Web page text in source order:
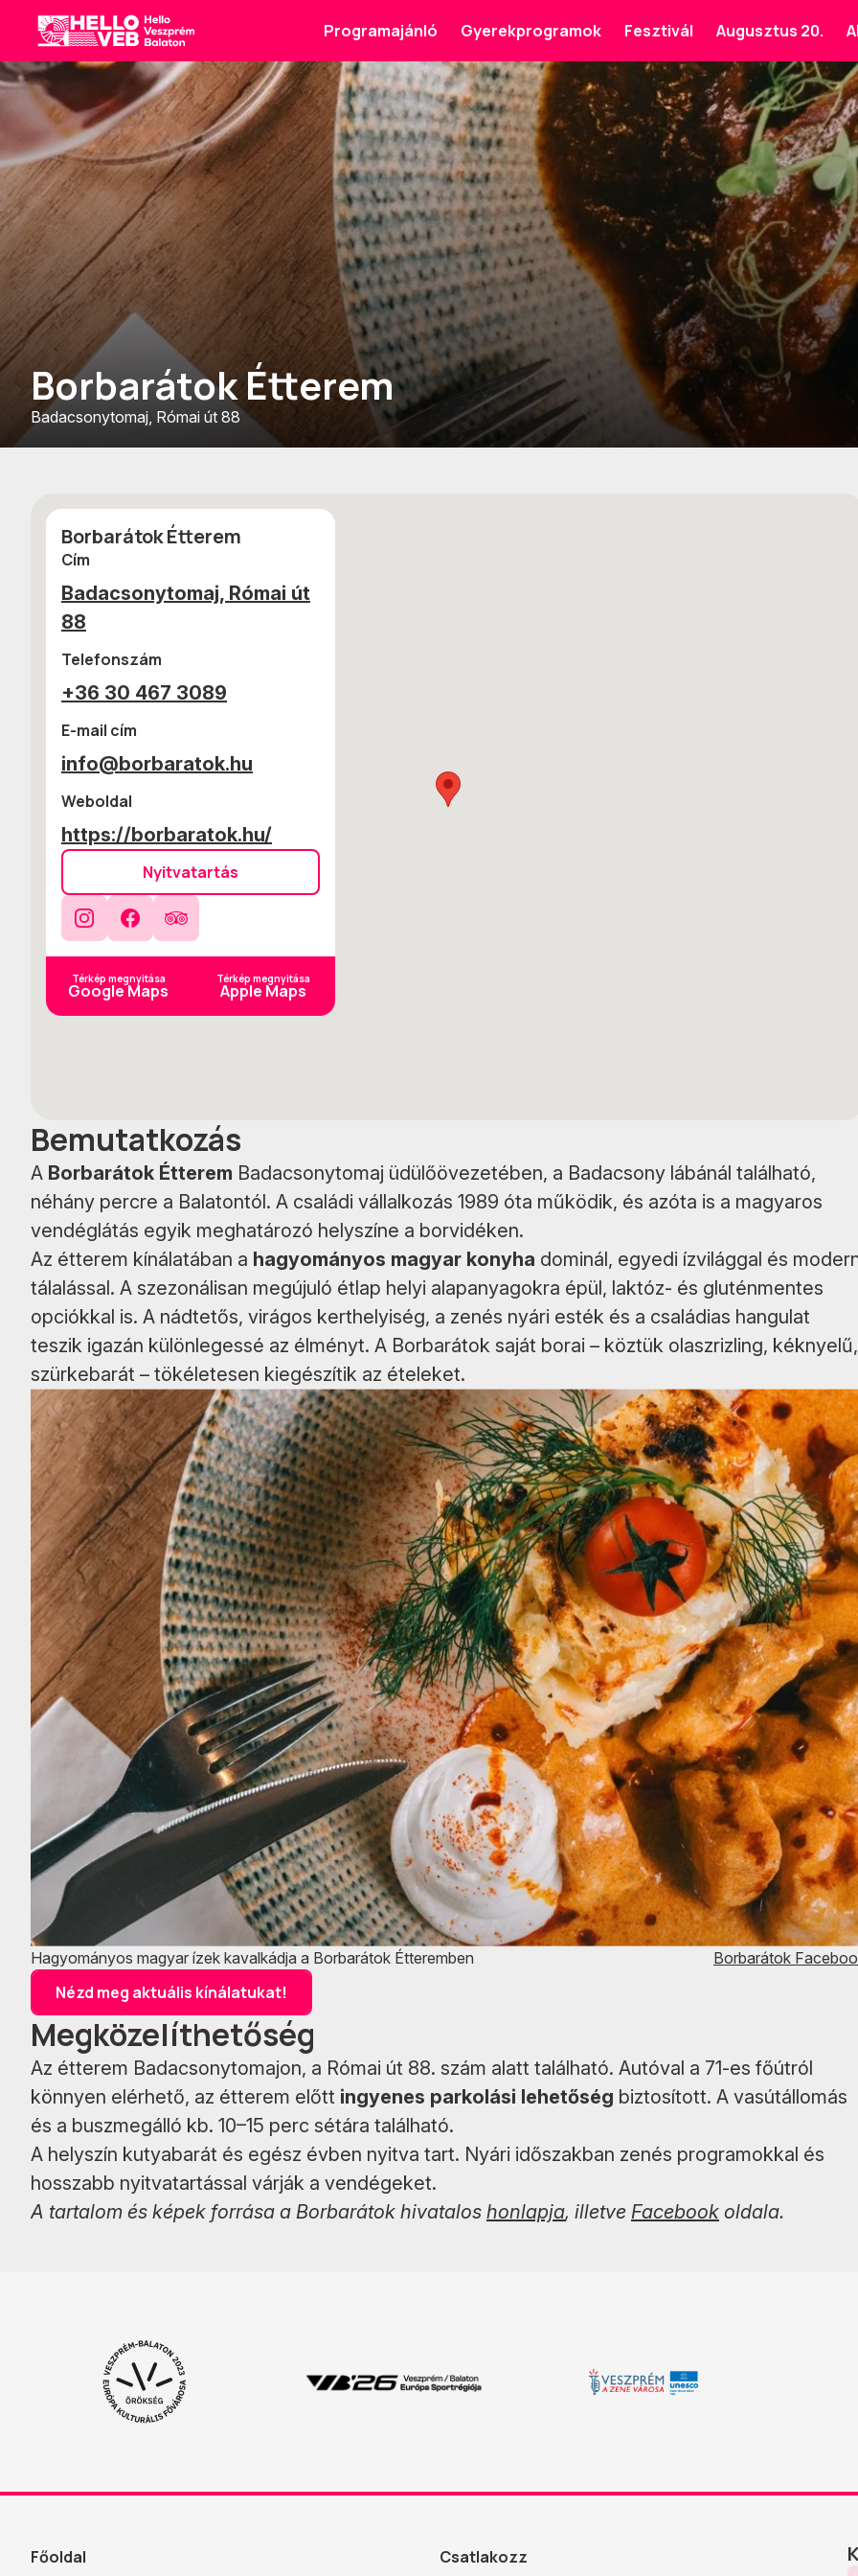
HelloVEB
Programajánló Gyerekprogramok Fesztivál Augusztus 20.
Borbarátok Étterem
Badacsonytomaj, Római út 88
Borbarátok Étterem
Cím
Badacsonytomaj, Római út
88
Telefonszám
+36 30 467 3089
E-mail cím
info@borbaratok.hu
Weboldal
https://borbaratok.hu/
Nyitvatartás
Térkép megnyitása
Google Maps
Térkép megnyitása
Apple Maps
Bemutatkozás
A Borbarátok Étterem Badacsonytomaj üdülőövezetében, a Badacsony lábánál található,
néhány percre a Balatontól. A családi vállalkozás 1989 óta működik, és azóta is a magyaros
vendéglátás egyik meghatározó helyszíne a borvidéken.
Az étterem kínálatában a hagyományos magyar konyha dominál, egyedi ízvilággal és
tálalással. A szezonálisan megújuló étlap helyi alapanyagokra épül, laktóz- és gluténmentes
opciókkal is. A nádtetős, virágos kerthelyiség, a zenés nyári esték és a családias hangulat
teszik igazán különlegessé az élményt. A Borbarátok saját borai – köztük olaszrizling, kéknyelű,
szürkebarát – tökéletesen kiegészítik az ételeket.
Hagyományos magyar ízek kavalkádja a Borbarátok Étteremben Borbarátok
Nézd meg aktuális kínálatukat!
Megközelíthetőség
Az étterem Badacsonytomajon, a Római út 88. szám alatt található. Autóval a 71-es főútról
könnyen elérhető, az étterem előtt ingyenes parkolási lehetőség biztosított. A vasútállomás
és a buszmegálló kb. 10–15 perc sétára található.
A helyszín kutyabarát és egész évben nyitva tart. Nyári időszakban zenés programokkal és
hosszabb nyitvatartással várják a vendégeket.
A tartalom és képek forrása a Borbarátok hivatalos honlapja, illetve Facebook oldala.
Főoldal Csatlakozz